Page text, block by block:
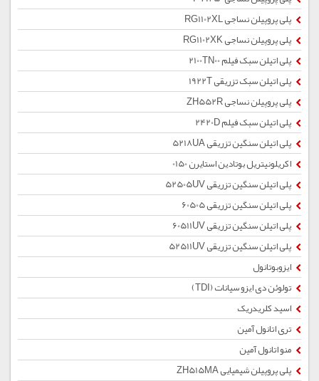
پلی پروپیلن نساجی RG1102XL
پلی پروپیلن نساجی RG1102XK
پلی اتیلن سبک فیلم 2100TN00
پلی اتیلن سبک تزریقی 1922T
پلی پروپیلن نساجی ZH552R
پلی اتیلن سبک فیلم 2420D
پلی اتیلن سنگین تزریقی 5218UA
اکریلونیتریل بوتادین استایرن 0150
پلی اتیلن سنگین تزریقی 52505UV
پلی اتیلن سنگین تزریقی 60505
پلی اتیلن سنگین تزریقی 60511UV
پلی اتیلن سنگین تزریقی 52511UV
ایزوبوتانول
تولوئن دی ایزو سیانات (TDI)
اسید کلریدریک
تری اتانول آمین
منو اتانول آمین
پلی پروپیلن شیمیایی ZH515MA